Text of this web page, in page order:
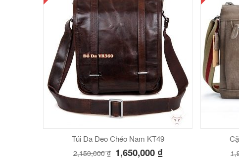
Túi Da Đeo Chéo Nam KT49
2,150,000₫ 1,650,000 ₫